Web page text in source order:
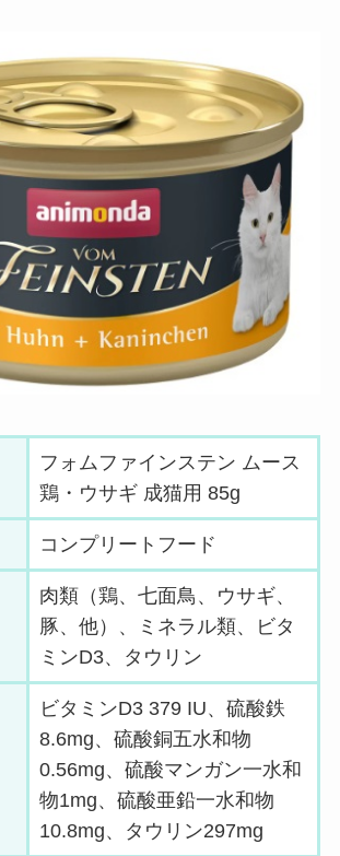
フォムファインステン ムース
鶏・ウサギ 成猫用 85g
コンプリートフード
肉類（鶏、七面鳥、ウサギ、
豚、他）、ミネラル類、ビタ
ミンD3、タウリン
ビタミンD3 379 IU、硫酸鉄
8.6mg、硫酸銅五水和物
0.56mg、硫酸マンガン一水和
物1mg、硫酸亜鉛一水和物
10.8mg、タウリン297mg